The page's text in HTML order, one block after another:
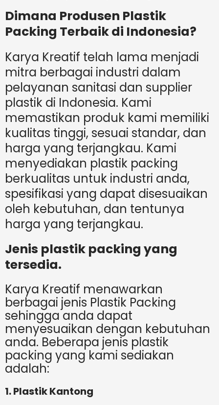
Dimana Produsen Plastik
Packing Terbaik di Indonesia?
Karya Kreatif telah lama menjadi
mitra berbagai industri dalam
pelayanan sanitasi dan supplier
plastik di Indonesia. Kami
memastikan produk kami memiliki
kualitas tinggi, sesuai standar, dan
harga yang terjangkau. Kami
menyediakan plastik packing
berkualitas untuk industri anda,
spesifikasi yang dapat disesuaikan
oleh kebutuhan, dan tentunya
harga yang terjangkau.
Jenis plastik packing yang
tersedia.
Karya Kreatif menawarkan
berbagai jenis Plastik Packing
sehingga anda dapat
menyesuaikan dengan kebutuhan
anda. Beberapa jenis plastik
packing yang kami sediakan
adalah:
1. Plastik Kantong